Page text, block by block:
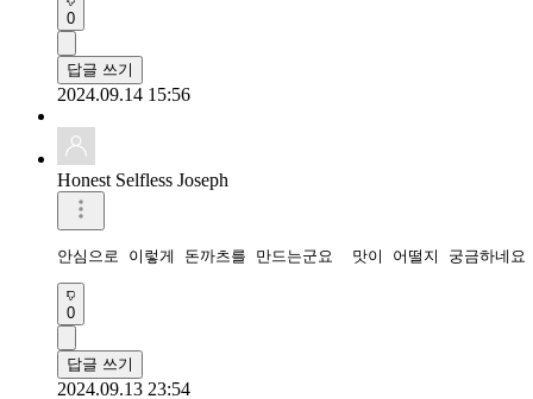
0
답글 쓰기
2024.09.14 15:56
Honest Selfless Joseph
안심으로 이렇게 돈까츠를 만드는군요  맛이 어떨지 궁금하
0
답글 쓰기
2024.09.13 23:54